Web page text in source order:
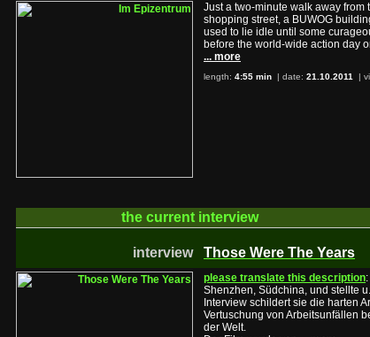
Just a two-minute walk away from
shopping street, a BUWOG
used to lie idle until some
before the world-wide action day
... more
length: 4:55 min | date: 21.10.2011 |
the current interview
interview Those Were The Years
please translate this description
Shenzhen, Südchina, und stellte
Interview schildert sie die harten
Vertuschung von Arbeitsunfällen
der Welt.